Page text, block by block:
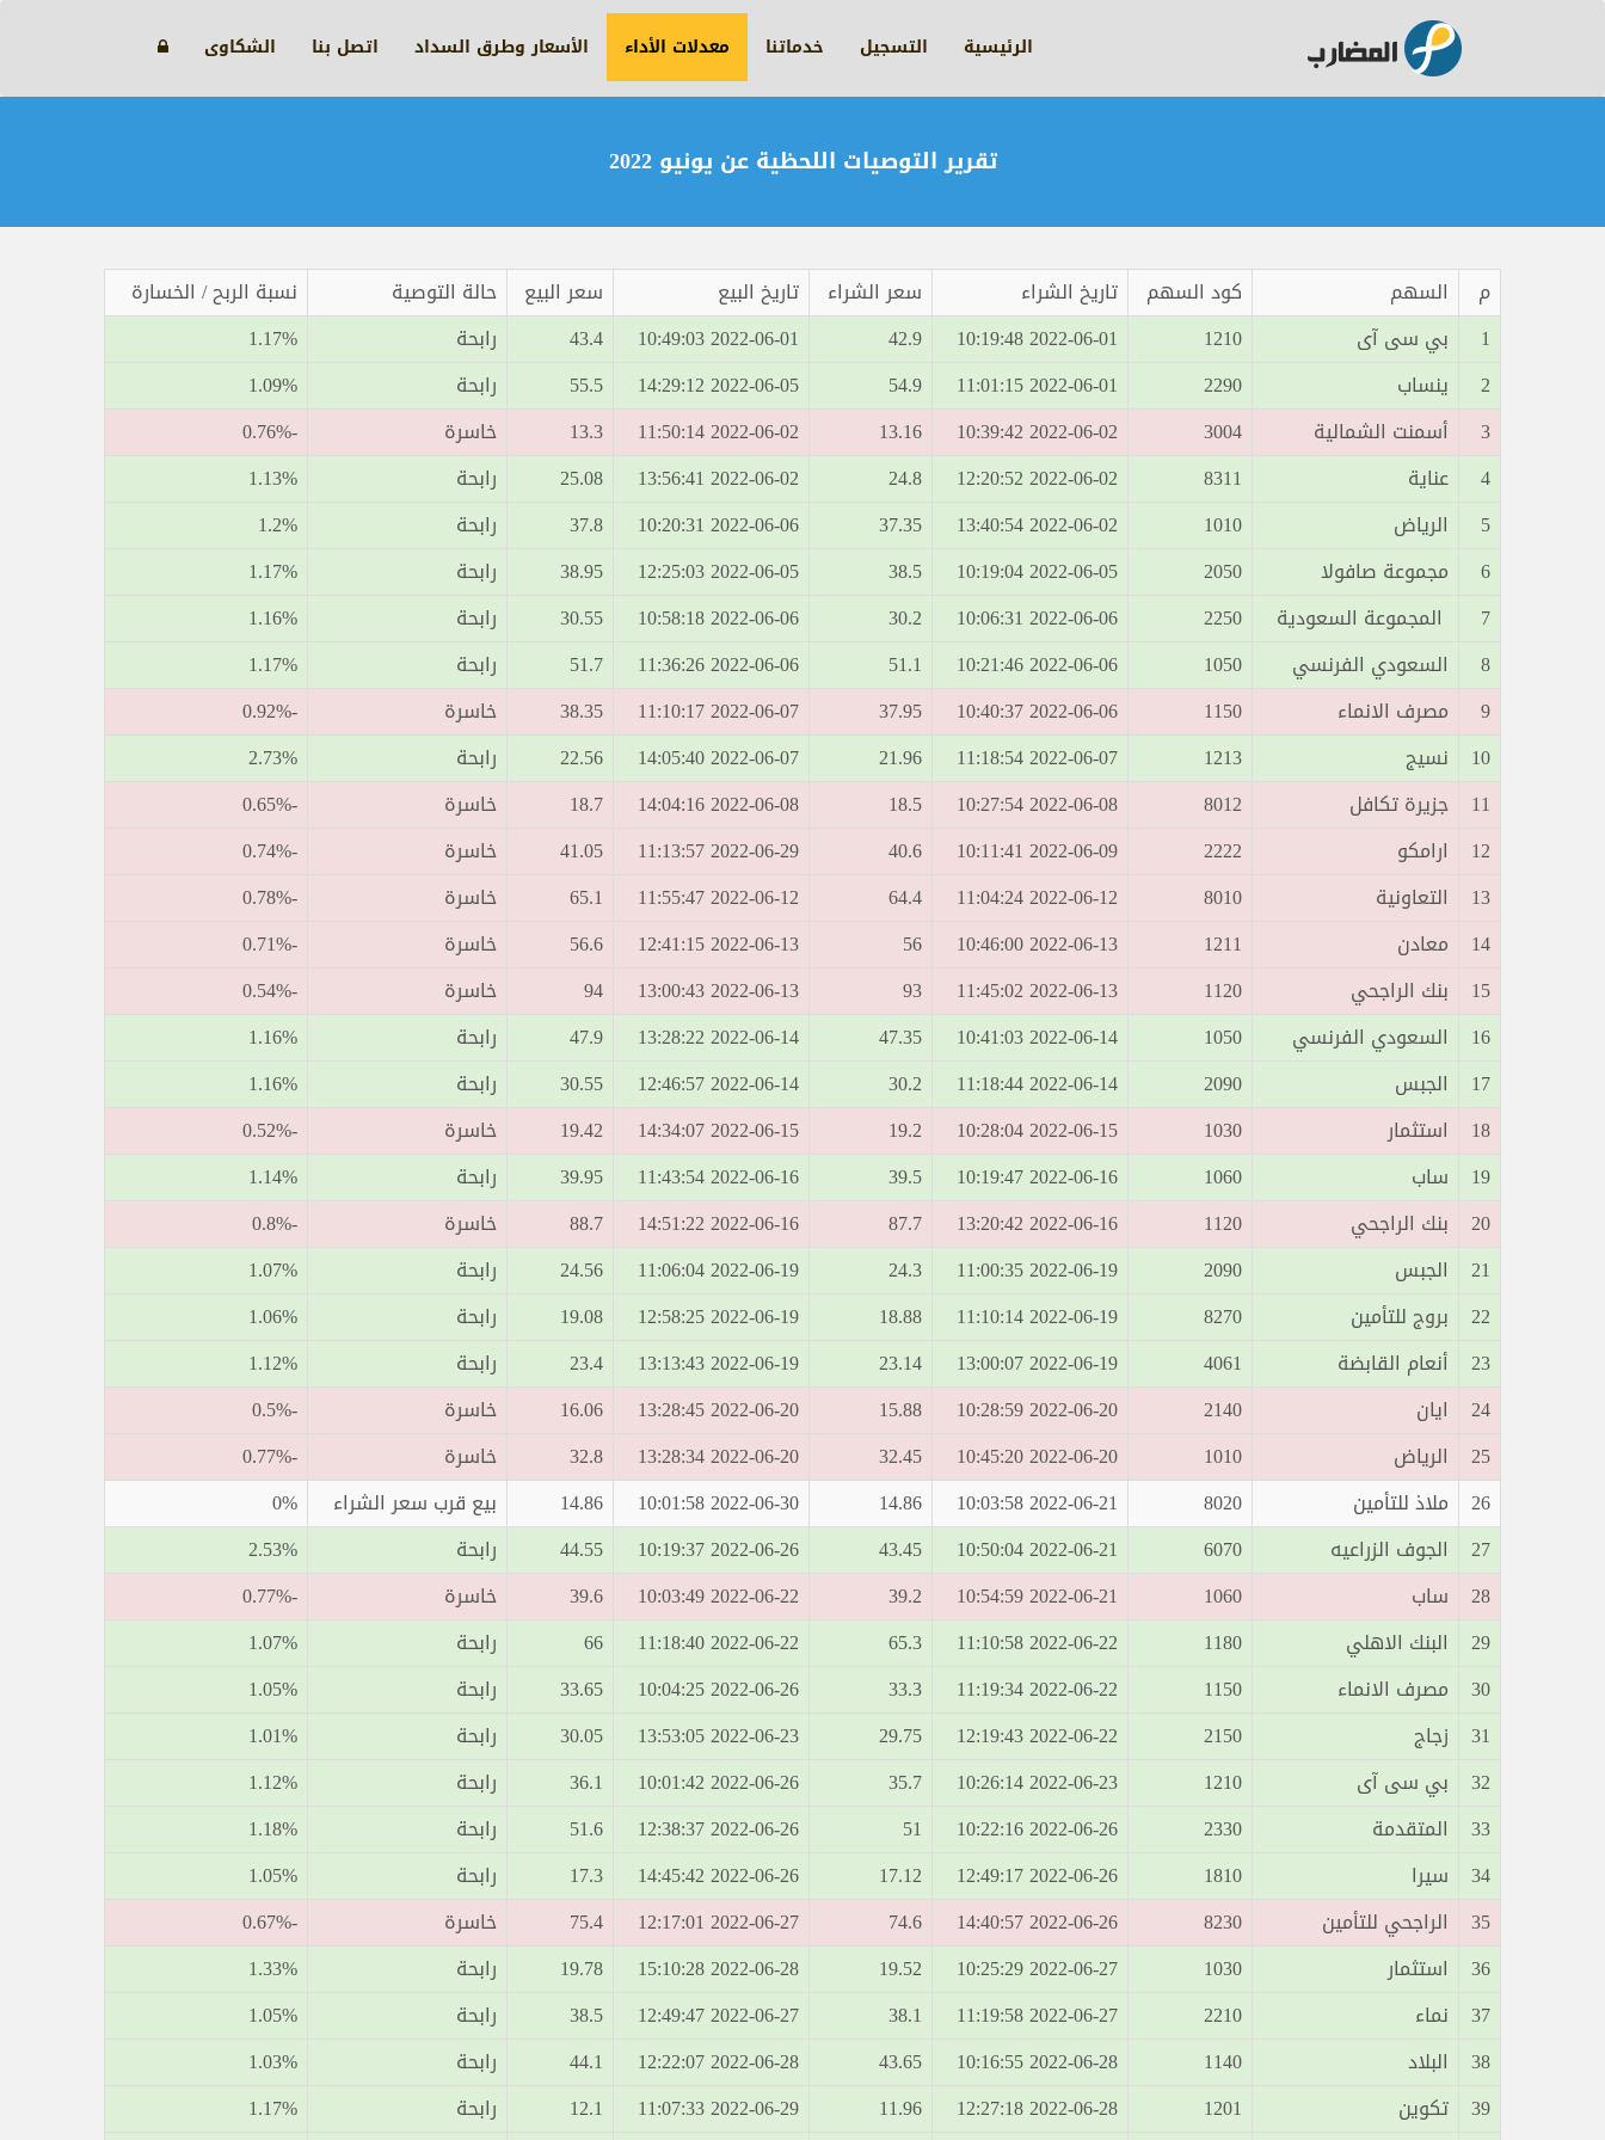
الرئيسية التسجيل خدماتنا معدلات الأداء الأسعار وطرق السداد اتصل بنا الشكاوى
تقرير التوصيات اللحظية عن يونيو 2022
م السهم كود السهم تاريخ الشراء سعر الشراء تاريخ البيع سعر البيع حالة التوصية
نسبة الربح / الخسارة
1
بي سى آى 1210
2022-06-01 10:19:48
42.9
2022-06-01 10:49:03
43.4 رابحة
1.17%
2
ينساب 2290
2022-06-01 11:01:15
54.9
2022-06-05 14:29:12
55.5 رابحة
1.09%
3
أسمنت الشمالية 3004
2022-06-02 10:39:42
13.16
2022-06-02 11:50:14
13.3 خاسرة
-0.76%
4
عناية 8311
2022-06-02 12:20:52
24.8
2022-06-02 13:56:41
25.08 رابحة
1.13%
5
الرياض 1010
2022-06-02 13:40:54
37.35
2022-06-06 10:20:31
37.8 رابحة
1.2%
6
مجموعة صافولا 2050
2022-06-05 10:19:04
38.5
2022-06-05 12:25:03
38.95 رابحة
1.17%
7
المجموعة السعودية 2250
2022-06-06 10:06:31
30.2
2022-06-06 10:58:18
30.55 رابحة
1.16%
8
السعودي الفرنسي 1050
2022-06-06 10:21:46
51.1
2022-06-06 11:36:26
51.7 رابحة
1.17%
9
مصرف الانماء 1150
2022-06-06 10:40:37
37.95
2022-06-07 11:10:17
38.35 خاسرة
-0.92%
10
نسيج 1213
2022-06-07 11:18:54
21.96
2022-06-07 14:05:40
22.56 رابحة
2.73%
11
جزيرة تكافل 8012
2022-06-08 10:27:54
18.5
2022-06-08 14:04:16
18.7 خاسرة
-0.65%
12
ارامكو 2222
2022-06-09 10:11:41
40.6
2022-06-29 11:13:57
41.05 خاسرة
-0.74%
13
التعاونية 8010
2022-06-12 11:04:24
64.4
2022-06-12 11:55:47
65.1 خاسرة
-0.78%
14
معادن 1211
2022-06-13 10:46:00
56
2022-06-13 12:41:15
56.6 خاسرة
-0.71%
15
بنك الراجحي 1120
2022-06-13 11:45:02
93
2022-06-13 13:00:43
94 خاسرة
-0.54%
16
السعودي الفرنسي 1050
2022-06-14 10:41:03
47.35
2022-06-14 13:28:22
47.9 رابحة
1.16%
17
الجبس 2090
2022-06-14 11:18:44
30.2
2022-06-14 12:46:57
30.55 رابحة
1.16%
18
استثمار 1030
2022-06-15 10:28:04
19.2
2022-06-15 14:34:07
19.42 خاسرة
-0.52%
19
ساب 1060
2022-06-16 10:19:47
39.5
2022-06-16 11:43:54
39.95 رابحة
1.14%
20
بنك الراجحي 1120
2022-06-16 13:20:42
87.7
2022-06-16 14:51:22
88.7 خاسرة
-0.8%
21
الجبس 2090
2022-06-19 11:00:35
24.3
2022-06-19 11:06:04
24.56 رابحة
1.07%
22
بروج للتأمين 8270
2022-06-19 11:10:14
18.88
2022-06-19 12:58:25
19.08 رابحة
1.06%
23
أنعام القابضة 4061
2022-06-19 13:00:07
23.14
2022-06-19 13:13:43
23.4 رابحة
1.12%
24
ايان 2140
2022-06-20 10:28:59
15.88
2022-06-20 13:28:45
16.06 خاسرة
-0.5%
25
الرياض 1010
2022-06-20 10:45:20
32.45
2022-06-20 13:28:34
32.8 خاسرة
-0.77%
26
ملاذ للتأمين 8020
2022-06-21 10:03:58
14.86
2022-06-30 10:01:58
14.86 بيع قرب سعر الشراء
0%
27
الجوف الزراعيه 6070
2022-06-21 10:50:04
43.45
2022-06-26 10:19:37
44.55 رابحة
2.53%
28
ساب 1060
2022-06-21 10:54:59
39.2
2022-06-22 10:03:49
39.6 خاسرة
-0.77%
29
البنك الاهلي 1180
2022-06-22 11:10:58
65.3
2022-06-22 11:18:40
66 رابحة
1.07%
30
مصرف الانماء 1150
2022-06-22 11:19:34
33.3
2022-06-26 10:04:25
33.65 رابحة
1.05%
31
زجاج 2150
2022-06-22 12:19:43
29.75
2022-06-23 13:53:05
30.05 رابحة
1.01%
32
بي سى آى 1210
2022-06-23 10:26:14
35.7
2022-06-26 10:01:42
36.1 رابحة
1.12%
33
المتقدمة 2330
2022-06-26 10:22:16
51
2022-06-26 12:38:37
51.6 رابحة
1.18%
34
سيرا 1810
2022-06-26 12:49:17
17.12
2022-06-26 14:45:42
17.3 رابحة
1.05%
35
الراجحي للتأمين 8230
2022-06-26 14:40:57
74.6
2022-06-27 12:17:01
75.4 خاسرة
-0.67%
36
استثمار 1030
2022-06-27 10:25:29
19.52
2022-06-28 15:10:28
19.78 رابحة
1.33%
37
نماء 2210
2022-06-27 11:19:58
38.1
2022-06-27 12:49:47
38.5 رابحة
1.05%
38
البلاد 1140
2022-06-28 10:16:55
43.65
2022-06-28 12:22:07
44.1 رابحة
1.03%
39
تكوين 1201
2022-06-28 12:27:18
11.96
2022-06-29 11:07:33
12.1 رابحة
1.17%